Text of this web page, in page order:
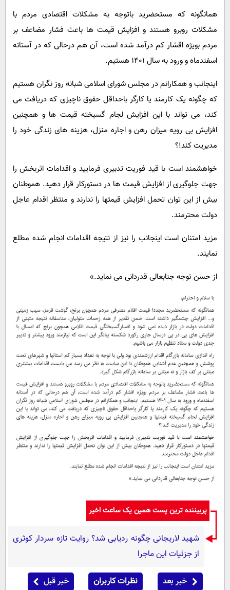
همانگونه که مستحضرید باتوجه به مشکلات اقتصادی مردم با
مشکلات روبرو هستند و افزایش قیمت ها باعث فشار مضاعف بر
مردم بویژه اقشار کم درآمد شده است، آن هم درحالی که در آستانه
اسفندماه و ورود به سال ۱۴۰۱ هستیم.
اینجانب و همکارانم در مجلس شورای اسلامی شبانه روز نگران هستیم
که چگونه یک کارمند یا کارگر باحداقل حقوق ناچیزی که دریافت می
کند، می تواند با این افزایش لجام گسیخته قیمت ها و همچنین
افزایش بی رویه میزان رهن و اجاره منزل، هزینه های زندگی خود را
مدیریت کند!؟
خواهشمند است با قید فوریت تدبیری فرمایید و اقدامات اثربخش را
جهت جلوگیری از افزایش قیمت ها در دستورکار قرار دهید. هموطنان
بیش از این توان تحمل افزایش قیمتها را ندارند و منتظر اقدام عاجل
دولت محترمند.
مزید امتنان است اینجانب را نیز از نتیجه اقدامات انجام شده مطلع
نمایند.
از حسن توجه جنابعالی قدردانی می نماید.»
پربیننده ترین پست همین یک ساعت اخیر
شهید لاریجانی چگونه ردیابی شد؟ روایت تازه سردار کوثری
از جزئیات این ماجرا
خبر بعد نظرات کاربران خبر قبل